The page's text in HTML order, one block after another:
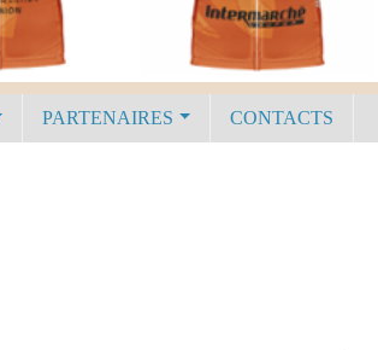
PARTENAIRES CONTACTS